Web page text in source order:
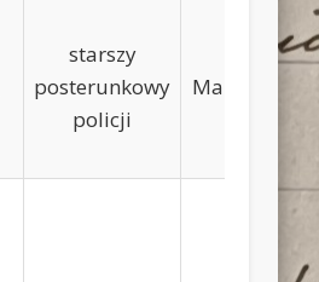
starszy
posterunkowy
policji
Marcin, Zofia